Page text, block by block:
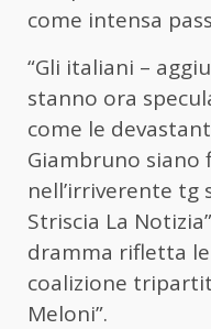
come intensa
“Gli italiani –
stanno ora
come le
Giambruno siano
nell’irriverente tg
Striscia La
dramma rifletta
coalizione
Meloni”.